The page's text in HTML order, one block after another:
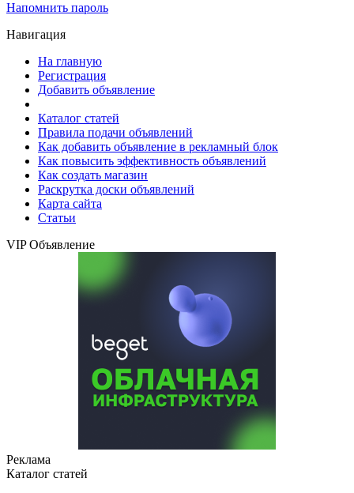
Напомнить пароль
Навигация
На главную
Регистрация
Добавить объявление
Каталог статей
Правила подачи объявлений
Как добавить объявление в рекламный блок
Как повысить эффективность объявлений
Как создать магазин
Раскрутка доски объявлений
Карта сайта
Статьи
VIP Объявление
Реклама
Каталог статей